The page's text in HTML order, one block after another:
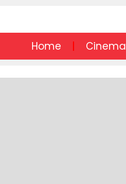
Home Cinema